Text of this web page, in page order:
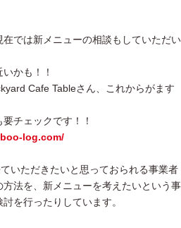
では新メニューの相談もしていただい
かも！！
Cafe Tableさん、これからがます
チェックです！！
log.com/
いただきたいと思っておられる事業者
法を、新メニューを考えたいという事
を行ったりしています。